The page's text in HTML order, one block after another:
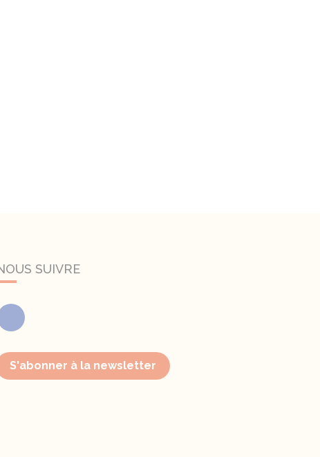
SUIVRE
Facebook
S'abonner à la newsletter